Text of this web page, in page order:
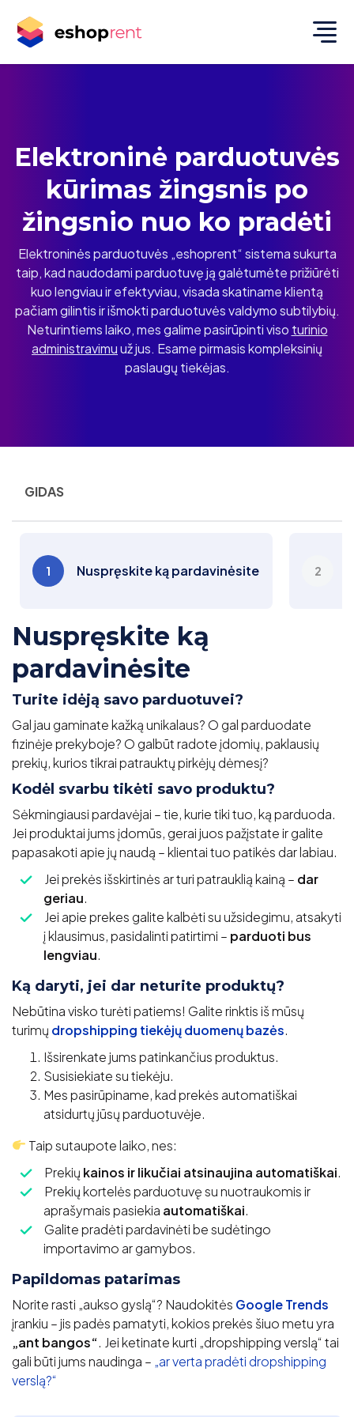
Elektroninė parduotuvės
kūrimas žingsnis po
žingsnio nuo ko pradėti
Elektroninės parduotuvės „eshoprent“ sistema sukurta
taip, kad naudodami parduotuvę ją galėtumėte prižiūrėti
kuo lengviau ir efektyviau, visada skatiname klientą
pačiam gilintis ir išmokti parduotuvės valdymo subtilybių.
Neturintiems laiko, mes galime pasirūpinti viso turinio
administravimuuž jus. Esame pirmasis kompleksinių
paslaugų tiekėjas.
GIDAS
1 Nuspręskite ką pardavinėsite 2
Nuspręskite ką
pardavinėsite
Turite idėją savo parduotuvei?
Gal jau gaminate kažką unikalaus? O gal parduodate
fizinėje prekyboje? O galbūt radote įdomių, paklausių
prekių, kurios tikrai patrauktų pirkėjų dėmesį?
Kodėl svarbu tikėti savo produktu?
Sėkmingiausi pardavėjai – tie, kurie tiki tuo, ką parduoda.
Jei produktai jums įdomūs, gerai juos pažįstate ir galite
papasakoti apie jų naudą – klientai tuo patikės dar labiau.
Jei prekės išskirtinės ar turi patrauklią kainą – dar
geriau.
Jei apie prekes galite kalbėti su užsidegimu, atsakyti
į klausimus, pasidalinti patirtimi – parduoti bus
lengviau.
Ką daryti, jei dar neturite produktų?
Nebūtina visko turėti patiems! Galite rinktis iš mūsų
turimų dropshipping tiekėjų duomenų bazės.
Išsirenkate jums patinkančius produktus.
Susisiekiate su tiekėju.
Mes pasirūpiname, kad prekės automatiškai
atsidurtų jūsų parduotuvėje.
Taip sutaupote laiko, nes:
Prekių kainos ir likučiai atsinaujina automatiškai.
Prekių kortelės parduotuvę su nuotraukomis ir
aprašymais pasiekia automatiškai.
Galite pradėti pardavinėti be sudėtingo
importavimo ar gamybos.
Papildomas patarimas
Norite rasti „aukso gyslą“? Naudokitės Google Trends
įrankiu – jis padės pamatyti, kokios prekės šiuo metu yra
„ant bangos“. Jei ketinate kurti „dropshipping verslą“ tai
gali būti jums naudinga – „ar verta pradėti dropshipping
verslą?“